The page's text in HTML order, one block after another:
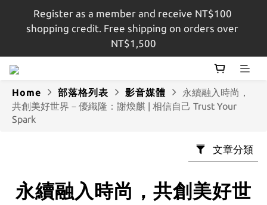
註冊會員即贈$100購物金，結帳金額滿$1,500即享免
運
Register as a member and receive NT$100
shopping credit. Free shipping on orders over
NT$1,500
註冊會員即贈$100購物金，結帳金額滿$1,500即享免
運
Home 部落格列表 影音媒體
永續融入時尚，
共創美好世界－優織隆：謝煥麒 | 相信自己 Trust Your
Spark
文章分類
永續融入時尚，共創美好世